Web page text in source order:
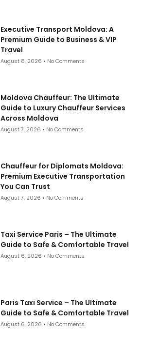
Executive Transport Moldova: A
Premium Guide to Business & VIP
Travel
August 8, 2026 No Comments
Moldova Chauffeur: The Ultimate
Guide to Luxury Chauffeur Services
Across Moldova
August 7, 2026 No Comments
Chauffeur for Diplomats Moldova:
Premium Executive Transportation
You Can Trust
August 7, 2026 No Comments
Taxi Service Paris – The Ultimate
Guide to Safe & Comfortable Travel
August 6, 2026 No Comments
Paris Taxi Service – The Ultimate
Guide to Safe & Comfortable Travel
August 6, 2026 No Comments